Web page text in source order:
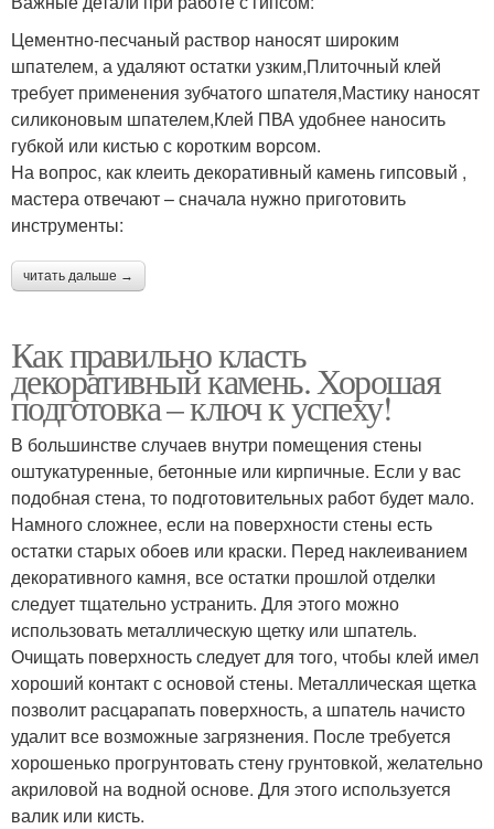
Цементно-песчаный раствор наносят широким
шпателем, а удаляют остатки узким,Плиточный клей
требует применения зубчатого шпателя,Мастику наносят
силиконовым шпателем,Клей ПВА удобнее наносить
губкой или кистью с коротким ворсом.
На вопрос, как клеить декоративный камень гипсовый ,
мастера отвечают – сначала нужно приготовить
инструменты:
читать дальше →
Как правильно класть
декоративный камень. Хорошая
подготовка – ключ к успеху!
В большинстве случаев внутри помещения стены
оштукатуренные, бетонные или кирпичные. Если у вас
подобная стена, то подготовительных работ будет мало.
Намного сложнее, если на поверхности стены есть
остатки старых обоев или краски. Перед наклеиванием
декоративного камня, все остатки прошлой отделки
следует тщательно устранить. Для этого можно
использовать металлическую щетку или шпатель.
Очищать поверхность следует для того, чтобы клей имел
хороший контакт с основой стены. Металлическая щетка
позволит расцарапать поверхность, а шпатель начисто
удалит все возможные загрязнения. После требуется
хорошенько прогрунтовать стену грунтовкой, желательно
акриловой на водной основе. Для этого используется
валик или кисть.